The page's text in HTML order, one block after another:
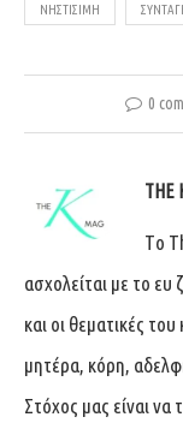
ΝΗΣΤΊΣΙΜΗ
0
THE
Tο
ασχολείται με το
και οι θεματικές
μητέρα, κόρη,
Στόχος μας είναι